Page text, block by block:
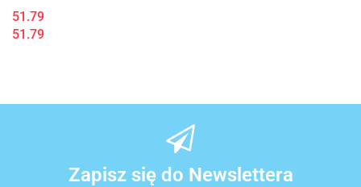
51.79
51.79
Zapisz się do Newslettera